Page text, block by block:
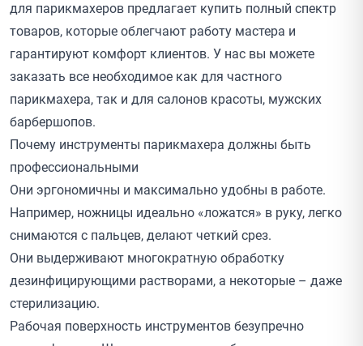
для парикмахеров предлагает купить полный спектр
товаров, которые облегчают работу мастера и
гарантируют комфорт клиентов. У нас вы можете
заказать все необходимое как для частного
парикмахера, так и для салонов красоты, мужских
барбершопов.
Почему инструменты парикмахера должны быть
профессиональными
Они эргономичны и максимально удобны в работе.
Например, ножницы идеально «ложатся» в руку, легко
снимаются с пальцев, делают четкий срез.
Они выдерживают многократную обработку
дезинфицирующими растворами, а некоторые – даже
стерилизацию.
Рабочая поверхность инструментов безупречно